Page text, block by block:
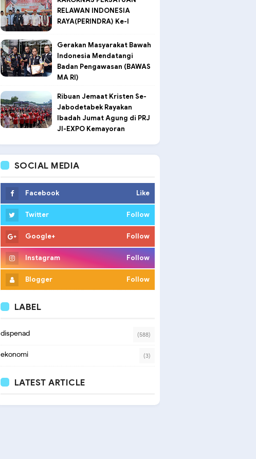
RELAWAN INDONESIA
RAYA(PERINDRA) Ke-I
Gerakan Masyarakat Bawah
Indonesia Mendatangi
Badan Pengawasan (BAWAS
MA RI)
Ribuan Jemaat Kristen Se-
Jabodetabek Rayakan
Ibadah Jumat Agung di PRJ
JI-EXPO Kemayoran
SOCIAL MEDIA
Facebook Like
Twitter Follow
Google+ Follow
Instagram Follow
Blogger Follow
LABEL
dispenad (588)
ekonomi (3)
LATEST ARTICLE